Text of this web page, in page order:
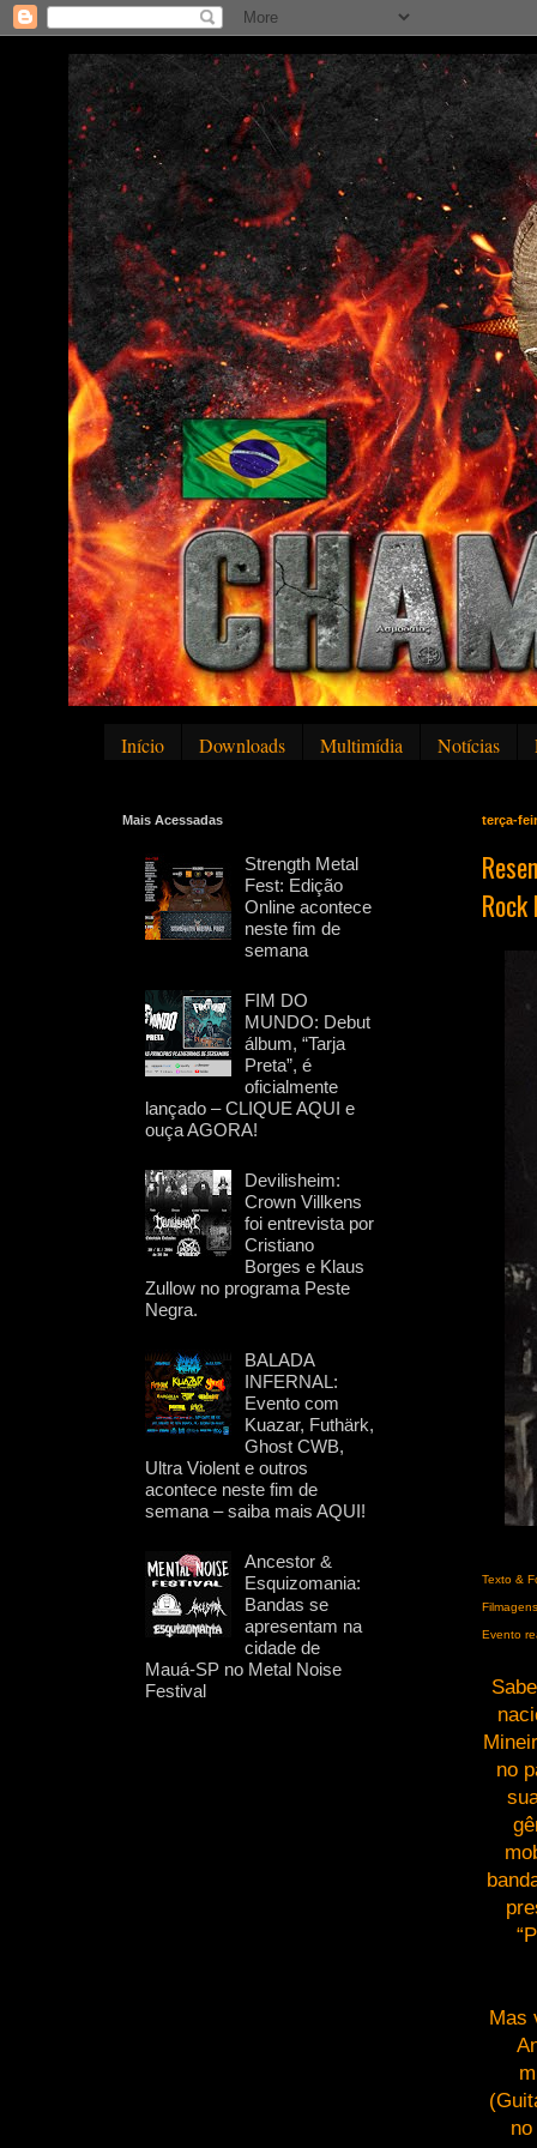
Início Downloads Multimídia Notícias
terça-
Rock
Texto &
Evento
no
Mas
Mais Acessadas
Strength Metal
Fest: Edição
Online acontece
neste fim de
semana
FIM DO
MUNDO: Debut
álbum, “Tarja
Preta”, é
oficialmente
lançado – CLIQUE AQUI e
ouça AGORA!
Devilisheim:
Crown Villkens
foi entrevista por
Cristiano
Borges e Klaus
Zullow no programa Peste
Negra.
BALADA
INFERNAL:
Evento com
Kuazar, Futhärk,
Ghost CWB,
Ultra Violent e outros
acontece neste fim de
semana – saiba mais AQUI!
Ancestor &
Esquizomania:
Bandas se
apresentam na
cidade de
Mauá-SP no Metal Noise
Festival